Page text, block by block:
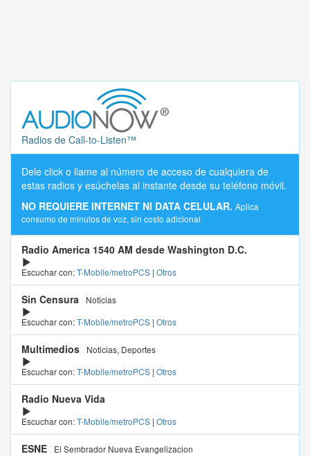
Radios de Call-to-Listen™
Dele click o llame al número de acceso de cualquiera de
estas radios y esúchelas al instante desde su teléfono móvil.
NO REQUIERE INTERNET NI DATA CELULAR. Aplica
consumo de minutos de voz, sin costo adicional.
Radio America 1540 AM desde Washington D.C.
Escuchar con:T-Mobile/metroPCS | Otros
Sin Censura
Noticias
Escuchar con:T-Mobile/metroPCS | Otros
Multimedios
Noticias, Deportes
Escuchar con:T-Mobile/metroPCS | Otros
Radio Nueva Vida
Escuchar con:T-Mobile/metroPCS | Otros
ESNE
El Sembrador Nueva Evangelizacion